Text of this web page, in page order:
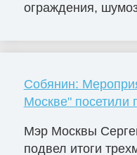
ограждения,
Собянин:
Москве" посетили
Мэр Москвы
подвел итоги